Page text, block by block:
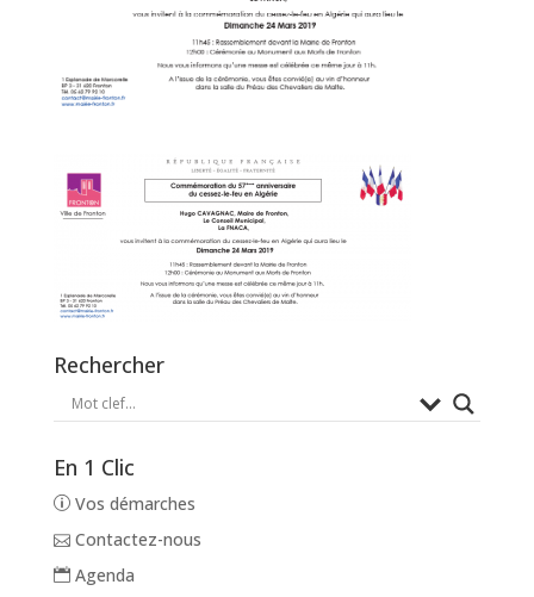
Rechercher
En 1 Clic
Vos démarches
Contactez-nous
Agenda